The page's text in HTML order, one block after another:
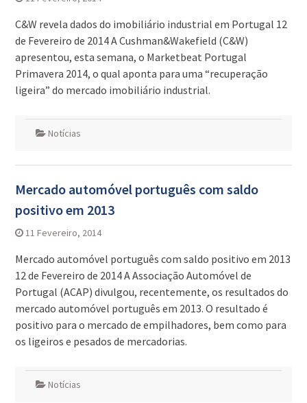
C&W revela dados do imobiliário industrial em Portugal 12
de Fevereiro de 2014 A Cushman&Wakefield (C&W)
apresentou, esta semana, o Marketbeat Portugal
Primavera 2014, o qual aponta para uma “recuperação
ligeira” do mercado imobiliário industrial.
Notícias
Mercado automóvel português com saldo
positivo em 2013
11 Fevereiro, 2014
Mercado automóvel português com saldo positivo em 2013
12 de Fevereiro de 2014 A Associação Automóvel de
Portugal (ACAP) divulgou, recentemente, os resultados do
mercado automóvel português em 2013. O resultado é
positivo para o mercado de empilhadores, bem como para
os ligeiros e pesados de mercadorias.
Notícias